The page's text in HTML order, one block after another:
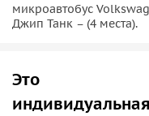
микроавтобус
Джип Танк – (4 места).
Это
индивидуальная